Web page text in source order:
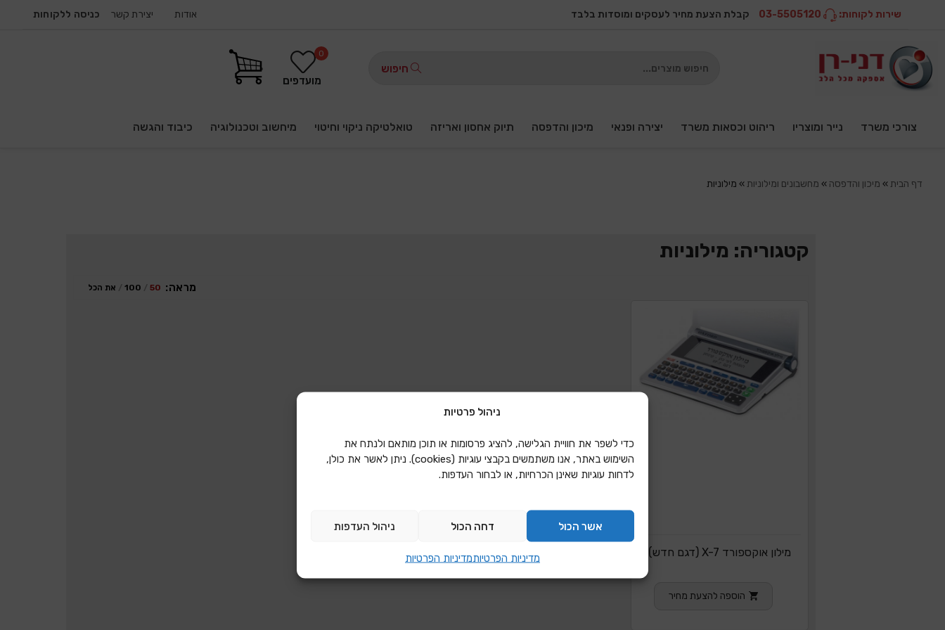
ניהול פרטיות
כדי לשפר את חוויית הגלישה, להציג פרסומות או תוכן מותאם ולנתח את
השימוש באתר, אנו משתמשים בקבצי עוגיות (cookies). ניתן לאשר את כולן,
לדחות עוגיות שאינן הכרחיות, או לבחור העדפות.
אשר הכול דחה הכול ניהול העדפות
מדיניות הפרטיותמדיניות הפרטיות
אודות יצירת קשר כניסה ללקוחות שירות לקוחות: קבלת הצעת מחיר לעסקים ומוסדות בלבד
חיפוש
מועדפים
0
צורכי משרד נייר ומוצריו ריהוט וכסאות משרד יצירה ופנאי מיכון והדפסה תיוק אחסון ואריזה טואלטיקה ניקוי וחיטוי מיחשוב וטכנולוגיה כיבוד והגשה
דף הבית» מיכון והדפסה » מחשבונים ומילוניות» מילוניות
קטגוריה: מילוניות
מראה: 50
100 את הכל
מילון אוקספורד X-7 (דגם חדש)
הוספה להצעת מחיר